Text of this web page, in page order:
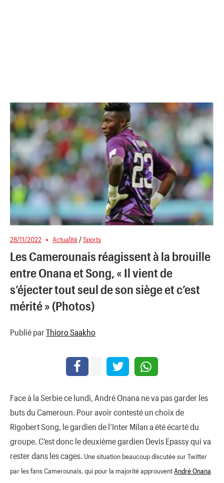
28/11/2022 Actualité/Sports
Les Camerounais réagissent à la brouille
entre Onana et Song, « Il vient de
s’éjecter tout seul de son siège et c’est
mérité » (Photos)
Publié par Thioro Saakho
Face à la Serbie ce lundi, André Onana ne va pas garder les
buts du Cameroun. Pour avoir contesté un choix de
Rigobert Song, le gardien de l’Inter Milan a été écarté du
groupe. C’est donc le deuxième gardien Devis Epassy qui va
rester dans les cages. Une situation beaucoup discutée sur Twitter
par les fans Camerounais, qui pour la majorité approuventAndré Onana